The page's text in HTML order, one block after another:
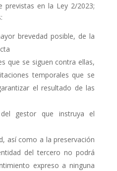
previstas en la Ley 2/2023;
brevedad posible, de la
que se siguen contra ellas,
temporales que se
el resultado de las
gestor que instruya el
así como a la preservación
del tercero no podrá
expreso a ninguna